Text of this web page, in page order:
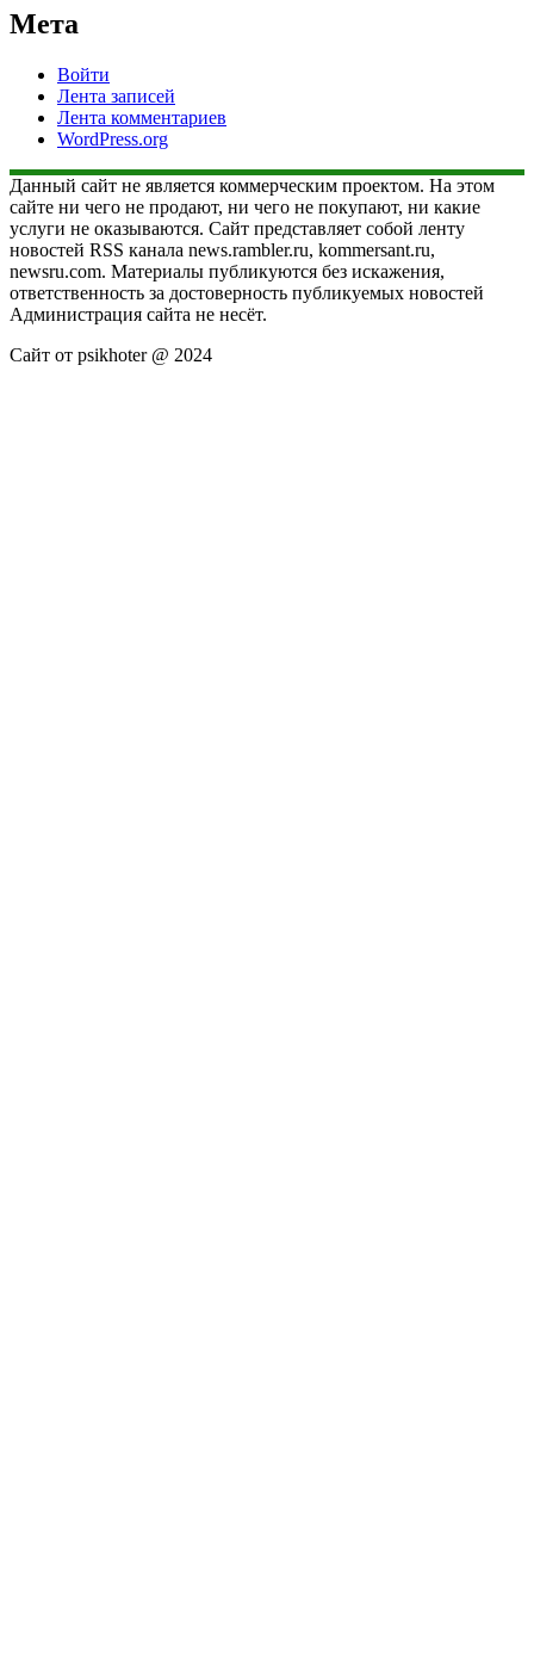
Мета
Войти
Лента записей
Лента комментариев
WordPress.org
Данный сайт не является коммерческим проектом. На этом
сайте ни чего не продают, ни чего не покупают, ни какие
услуги не оказываются. Сайт представляет собой ленту
новостей RSS канала news.rambler.ru, kommersant.ru,
newsru.com. Материалы публикуются без искажения,
ответственность за достоверность публикуемых новостей
Администрация сайта не несёт.
Сайт от psikhoter @ 2024